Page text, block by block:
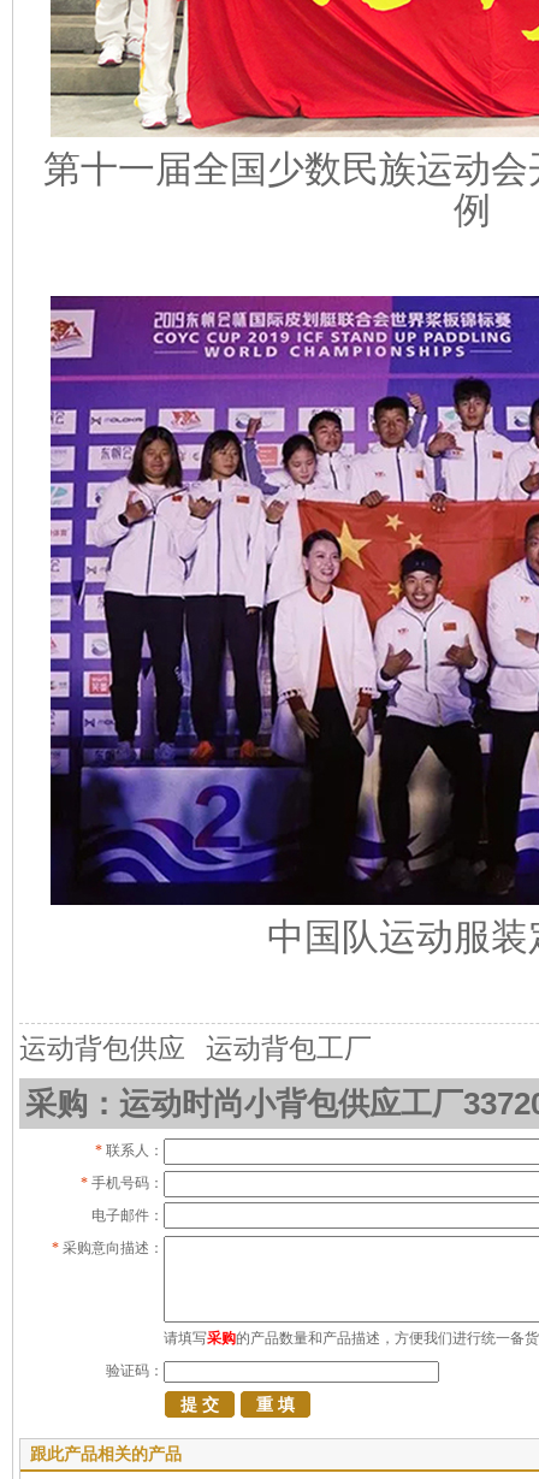
第十一届全国少数民族运动
例
中国队运动服
运动背包供应 运动背包工厂
采购：运动时尚小背包供应工厂
* 联系人：
* 手机号码：
电子邮件：
* 采购意向描述：
请填写采购的产品数量和产品描述，方便我们进行统一备
验证码：
跟此产品相关的产品